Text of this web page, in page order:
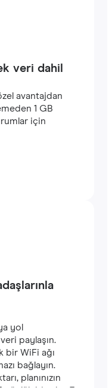
veri dahil
avantajdan
1 GB
için
yol
paylaşın.
bir WiFi ağı
bağlayın.
planınızın